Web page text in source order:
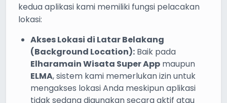
kedua aplikasi kami memiliki fungsi pelacakan
lokasi:
Akses Lokasi di Latar Belakang
(Background Location): Baik pada
Elharamain Wisata Super App maupun
ELMA, sistem kami memerlukan izin untuk
mengakses lokasi Anda meskipun aplikasi
tidak sedang digunakan secara aktif atau